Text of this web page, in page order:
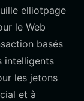
elliotpage
le Web
basés
intelligents
les jetons
et à